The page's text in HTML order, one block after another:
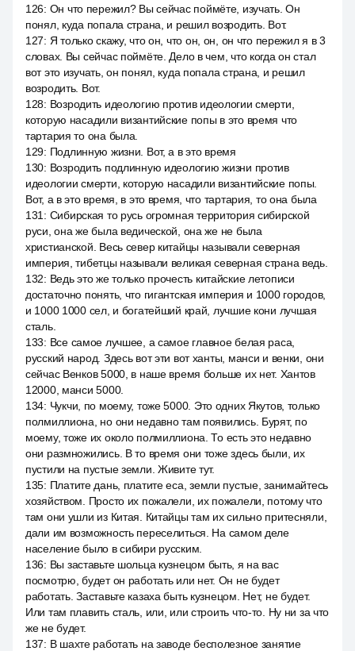
126: Он что пережил? Вы сейчас поймёте, изучать. Он
понял, куда попала страна, и решил возродить. Вот.
127: Я только скажу, что он, что он, он, он что пережил я в 3
словах. Вы сейчас поймёте. Дело в чем, что когда он стал
вот это изучать, он понял, куда попала страна, и решил
возродить. Вот.
128: Возродить идеологию против идеологии смерти,
которую насадили византийские попы в это время что
тартария то она была.
129: Подлинную жизни. Вот, а в это время
130: Возродить подлинную идеологию жизни против
идеологии смерти, которую насадили византийские попы.
Вот, а в это время, в это время, что тартария, то она была
131 : Сибирская то русь огромная территория сибирской
руси, она же была ведической, она же не была
христианской. Весь север китайцы называли северная
империя, тибетцы называли великая северная страна ведь.
132: Ведь это же только прочесть китайские летописи
достаточно понять, что гигантская империя и 1000 городов,
и 1000 1000 сел, и богатейший край, лучшие кони лучшая
сталь.
133: Все самое лучшее, а самое главное белая раса,
русский народ. Здесь вот эти вот ханты, манси и венки, они
сейчас Венков 5000, в наше время больше их нет. Хантов
12000, манси 5000.
134: Чукчи, по моему, тоже 5000. Это одних Якутов, только
полмиллиона, но они недавно там появились. Бурят, по
моему, тоже их около полмиллиона. То есть это недавно
они размножились. В то время они тоже здесь были, их
пустили на пустые земли. Живите тут.
135: Платите дань, платите еса, земли пустые, занимайтесь
хозяйством. Просто их пожалели, их пожалели, потому что
там они ушли из Китая. Китайцы там их сильно притесняли,
дали им возможность переселиться. На самом деле
население было в сибири русским.
136: Вы заставьте шольца кузнецом быть, я на вас
посмотрю, будет он работать или нет. Он не будет
работать. Заставьте казаха быть кузнецом. Нет, не будет.
Или там плавить сталь, или, или строить что-то. Ну ни за что
же не будет.
137: В шахте работать на заводе бесполезное занятие